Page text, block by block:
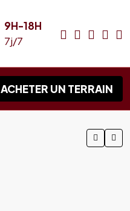
9H-18H
7j/7
ACHETER UN TERRAIN